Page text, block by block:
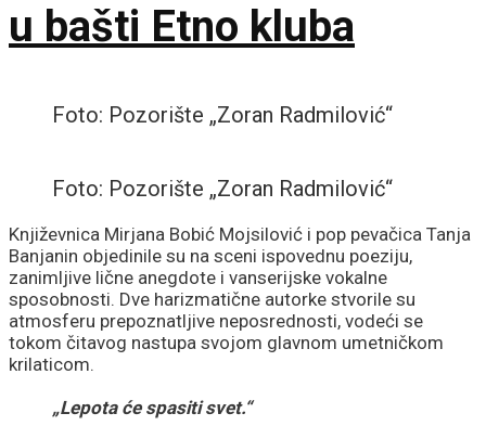
u bašti Etno kluba
Foto: Pozorište „Zoran Radmilović“
Foto: Pozorište „Zoran Radmilović“
Književnica Mirjana Bobić Mojsilović i pop pevačica Tanja
Banjanin objedinile su na sceni ispovednu poeziju,
zanimljive lične anegdote i vanserijske vokalne
sposobnosti. Dve harizmatične autorke stvorile su
atmosferu prepoznatljive neposrednosti, vodeći se
tokom čitavog nastupa svojom glavnom umetničkom
krilaticom.
„Lepota će spasiti svet.“